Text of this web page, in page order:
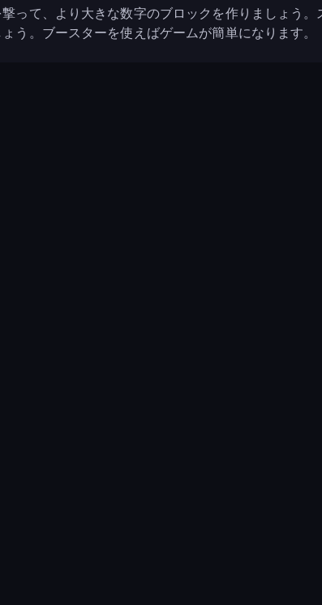
って、より大きな数字のブロックを作りましょう
う。ブースターを使えばゲームが簡単になります。